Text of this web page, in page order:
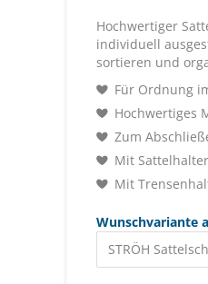
Hochwertiger
individuell
sortieren und
Für Ordnung
Hochwertiges
Zum
Mit Sattelhalter
Mit
Wunschvariante
STRÖH